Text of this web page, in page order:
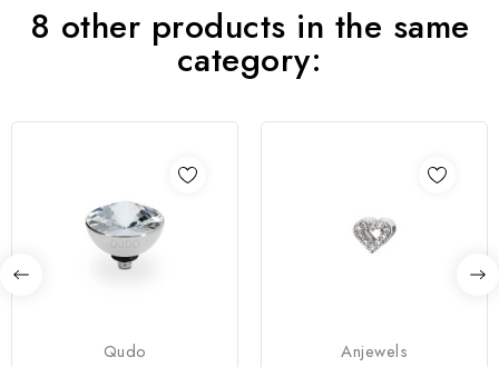
8 other products in the same
category:
Qudo Anjewels